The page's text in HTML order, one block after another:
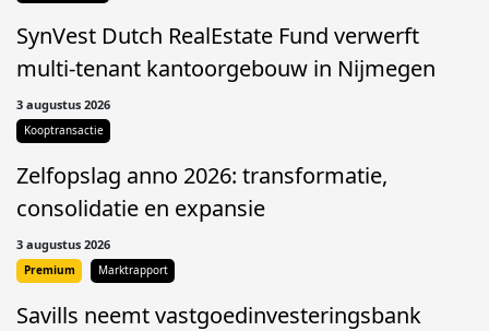
SynVest Dutch RealEstate Fund verwerft
multi-tenant kantoorgebouw in Nijmegen
3 augustus 2026
Kooptransactie
Zelfopslag anno 2026: transformatie,
consolidatie en expansie
3 augustus 2026
Premium Marktrapport
Savills neemt vastgoedinvesteringsbank